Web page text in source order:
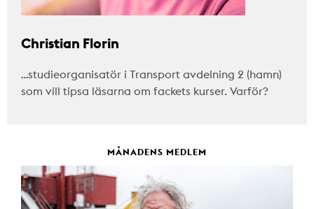
Christian Florin
…studieorganisatör i Transport avdelning 2 (hamn)
som vill tipsa läsarna om fackets kurser. Varför?
MÅNADENS MEDLEM